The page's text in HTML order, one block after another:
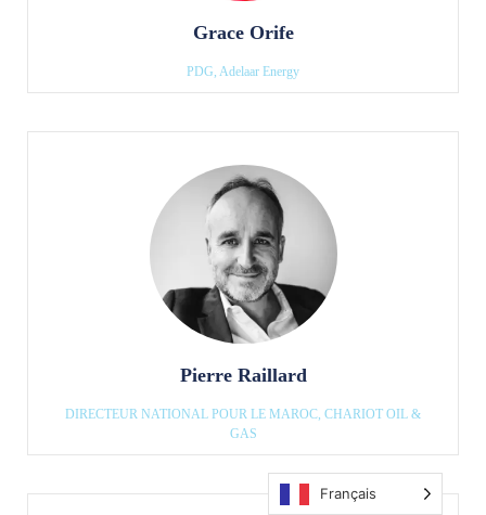
Grace Orife
PDG, Adelaar Energy
Pierre Raillard
DIRECTEUR NATIONAL POUR LE MAROC, CHARIOT OIL &
GAS
Français